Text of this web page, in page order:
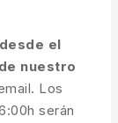
el
nuestro
Los
serán